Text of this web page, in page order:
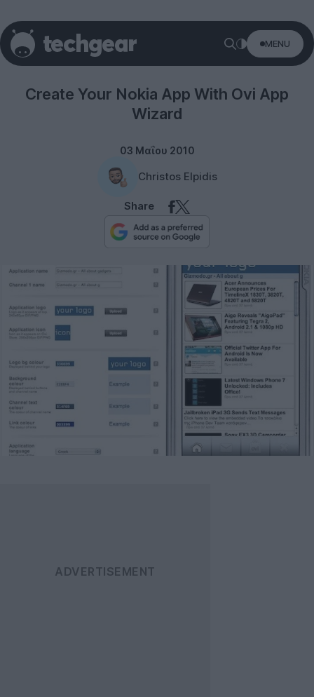
MENU
Smartphones
Create Your Nokia App With Ovi App
Wizard
03 Μαΐου 2010
Christos Elpidis
Share